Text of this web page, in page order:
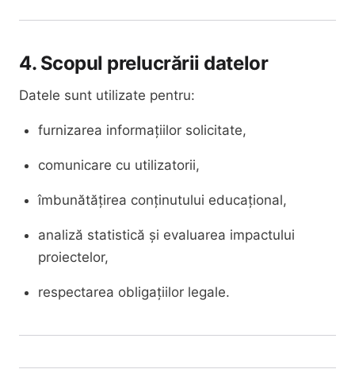
4. Scopul prelucrării datelor
Datele sunt utilizate pentru:
furnizarea informațiilor solicitate,
comunicare cu utilizatorii,
îmbunătățirea conținutului educațional,
analiză statistică și evaluarea impactului
proiectelor,
respectarea obligațiilor legale.